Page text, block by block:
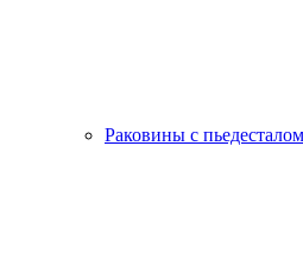
Раковины с пьедесталом